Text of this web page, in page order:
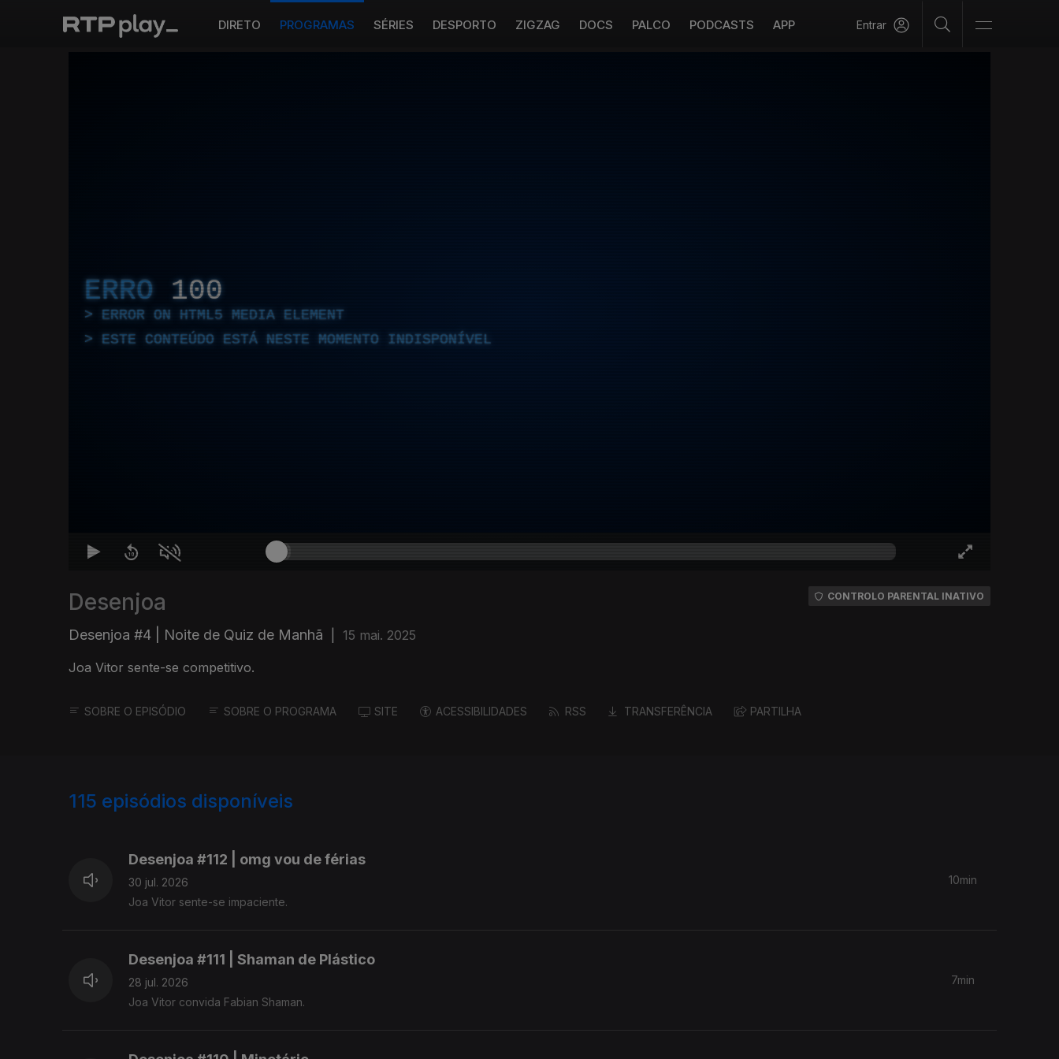
DIRETO PROGRAMAS SÉRIES DESPORTO ZIGZAG DOCS PALCO PODCASTS APP Entrar
ERRO 100
ERROR ON HTML5 MEDIA ELEMENT
ESTE CONTEÚDO ESTÁ NESTE MOMENTO INDISPONÍVEL
Desenjoa
Desenjoa #4 | Noite de Quiz de Manhã 15 mai. 2025
Joa Vitor sente-se competitivo.
CONTROLO PARENTAL INATIVO
SOBRE O EPISÓDIO SOBRE O PROGRAMA SITE ACESSIBILIDADES RSS TRANSFERÊNCIA PARTILHA
115 episódios disponíveis
Desenjoa #112 | omg vou de férias
30 jul. 2026
Joa Vitor sente-se impaciente.
10min
Desenjoa #111 | Shaman de Plástico
28 jul. 2026
Joa Vitor convida Fabian Shaman.
7min